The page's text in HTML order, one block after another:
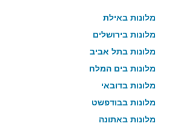
מלונות באילת
מלונות בירושלים
מלונות בתל אביב
מלונות בים המלח
מלונות בדובאי
מלונות בבודפשט
מלונות באתונה